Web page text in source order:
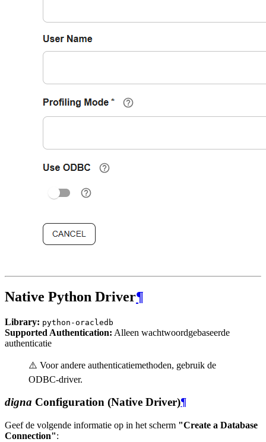
Native Python Driver¶
Library: python-oracledb
Supported Authentication: Alleen wachtwoordgebaseerde
authenticatie
⚠️ Voor andere authenticatiemethoden, gebruik de
ODBC-driver.
digna Configuration (Native Driver)¶
Geef de volgende informatie op in het scherm "Create a Database
Connection":